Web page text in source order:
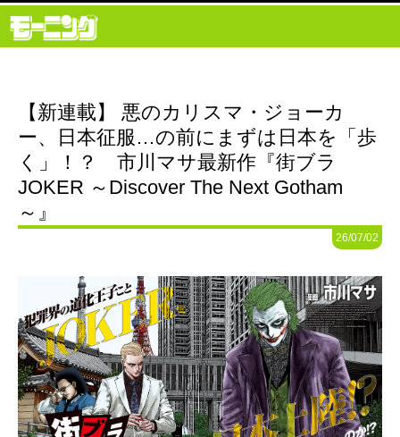
【新連載】 悪のカリスマ・ジョーカ
ー、日本征服…の前にまずは日本を「歩
く」！？ 市川マサ最新作『街ブラ
JOKER ～Discover The Next Gotham
～』
26/07/02